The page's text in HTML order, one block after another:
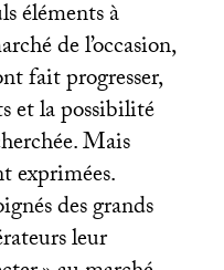
éléments à
de l’occasion,
fait progresser,
et la possibilité
Mais
exprimées.
des grands
leur